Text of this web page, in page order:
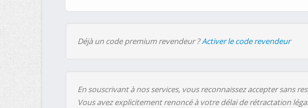
Déjà un code premium revendeur ?Activer le code revendeur
En souscrivant à nos services, vous reconnaissez accepter sans
Vous avez explicitement renoncé à votre délai de rétractation